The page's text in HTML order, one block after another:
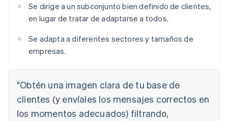
Se dirige a un subconjunto bien definido de clientes,
en lugar de tratar de adaptarse a todos.
Se adapta a diferentes sectores y tamaños de
empresas.
"Obtén una imagen clara de tu base de
clientes (y envíales los mensajes correctos en
los momentos adecuados) filtrando,